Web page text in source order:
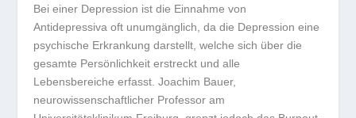
Bei einer Depression ist die Einnahme von
Antidepressiva oft unumgänglich, da die Depression eine
psychische Erkrankung darstellt, welche sich über die
gesamte Persönlichkeit erstreckt und alle
Lebensbereiche erfasst. Joachim Bauer,
neurowissenschaftlicher Professor am